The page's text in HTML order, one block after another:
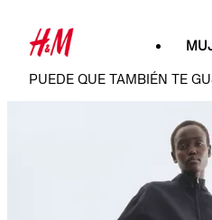
PUEDE QUE TAMBIÉN TE